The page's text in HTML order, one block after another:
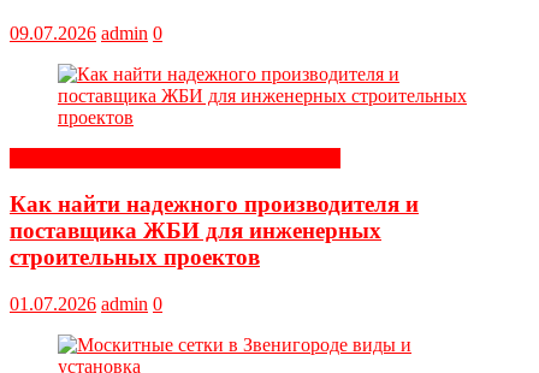
09.07.2026 admin 0
Как найти надежного производителя и
поставщика ЖБИ для инженерных
строительных проектов
01.07.2026 admin 0